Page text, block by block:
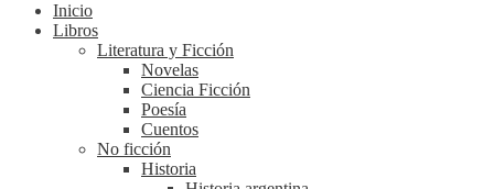
Inicio
Libros
Literatura y Ficción
Novelas
Ciencia Ficción
Poesía
Cuentos
No ficción
Historia